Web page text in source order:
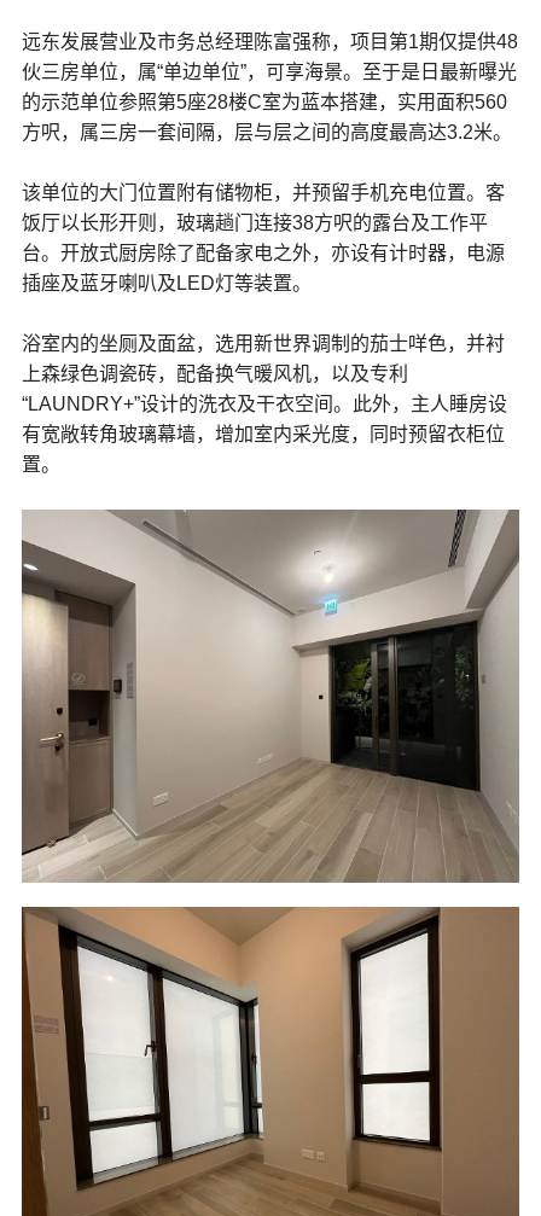
远东发展营业及市务总经理陈富强称，项目第1期仅提供48
伙三房单位，属“单边单位”，可享海景。至于是日最新曝光
的示范单位参照第5座28楼C室为蓝本搭建，实用面积560
方呎，属三房一套间隔，层与层之间的高度最高达3.2米。
该单位的大门位置附有储物柜，并预留手机充电位置。客
饭厅以长形开则，玻璃趟门连接38方呎的露台及工作平
台。开放式厨房除了配备家电之外，亦设有计时器，电源
插座及蓝牙喇叭及LED灯等装置。
浴室内的坐厕及面盆，选用新世界调制的茄士咩色，并衬
上森绿色调瓷砖，配备换气暖风机，以及专利
“LAUNDRY+”设计的洗衣及干衣空间。此外，主人睡房设
有宽敞转角玻璃幕墙，增加室内采光度，同时预留衣柜位
置。